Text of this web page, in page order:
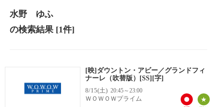
水野 ゆふ
の検索結果[1件]
[映]ダウントン・アビー／グランドフィ
ナーレ（吹替版）[SS][字]
8/15(土) 20:45～23:00
ＷＯＷＯＷプライム